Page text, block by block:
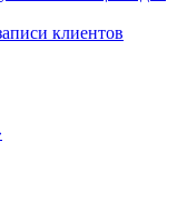
клиентов